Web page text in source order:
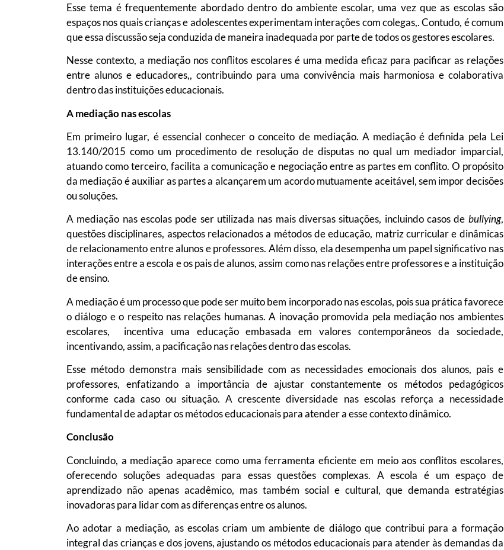
Esse tema é frequentemente abordado dentro do ambiente escolar, uma vez que as escolas são
espaços nos quais crianças e adolescentes experimentam interações com colegas,. Contudo, é comum
que essa discussão seja conduzida de maneira inadequada por parte de todos os gestores escolares.
Nesse contexto, a mediação nos conflitos escolares é uma medida eficaz para pacificar as relações
entre alunos e educadores,, contribuindo para uma convivência mais harmoniosa e colaborativa
dentro das instituições educacionais.
A mediação nas escolas
Em primeiro lugar, é essencial conhecer o conceito de mediação. A mediação é definida pela Lei
13.140/2015 como um procedimento de resolução de disputas no qual um mediador imparcial,
atuando como terceiro, facilita a comunicação e negociação entre as partes em conflito. O propósito
da mediação é auxiliar as partes a alcançarem um acordo mutuamente aceitável, sem impor decisões
ou soluções.
A mediação nas escolas pode ser utilizada nas mais diversas situações, incluindo casos de bullying,
questões disciplinares, aspectos relacionados a métodos de educação, matriz curricular e dinâmicas
de relacionamento entre alunos e professores. Além disso, ela desempenha um papel significativo nas
interações entre a escola e os pais de alunos, assim como nas relações entre professores e a instituição
de ensino.
A mediação é um processo que pode ser muito bem incorporado nas escolas, pois sua prática favorece
o diálogo e o respeito nas relações humanas. A inovação promovida pela mediação nos ambientes
escolares, incentiva uma educação embasada em valores contemporâneos da sociedade,
incentivando, assim, a pacificação nas relações dentro das escolas.
Esse método demonstra mais sensibilidade com as necessidades emocionais dos alunos, pais e
professores, enfatizando a importância de ajustar constantemente os métodos pedagógicos
conforme cada caso ou situação. A crescente diversidade nas escolas reforça a necessidade
fundamental de adaptar os métodos educacionais para atender a esse contexto dinâmico.
Conclusão
Concluindo, a mediação aparece como uma ferramenta eficiente em meio aos conflitos escolares,
oferecendo soluções adequadas para essas questões complexas. A escola é um espaço de
aprendizado não apenas acadêmico, mas também social e cultural, que demanda estratégias
inovadoras para lidar com as diferenças entre os alunos.
Ao adotar a mediação, as escolas criam um ambiente de diálogo que contribui para a formação
integral das crianças e dos jovens, ajustando os métodos educacionais para atender às demandas da